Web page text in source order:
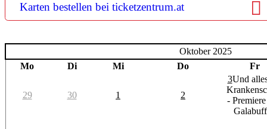
Karten bestellen bei ticketzentrum.at
Oktober 2025
Mo
Di Mi Do Fr
29 30 1 2
3Und
-